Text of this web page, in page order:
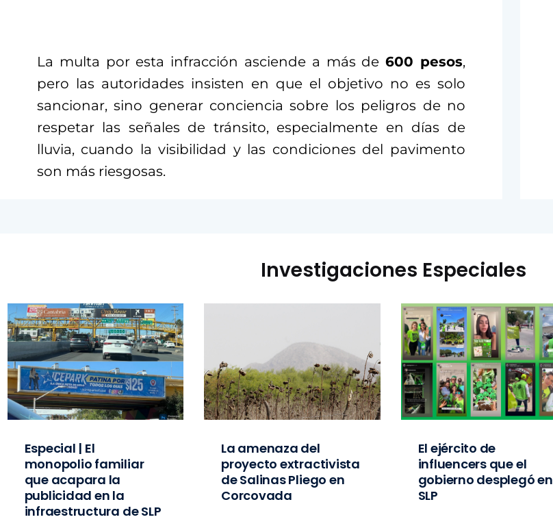
La multa por esta infracción asciende a más de600 pesos,
pero las autoridades insisten en que el objetivo no es solo
sancionar, sino generar conciencia sobre los peligros de no
respetar las señales de tránsito, especialmente en días de
lluvia, cuando la visibilidad y las condiciones del pavimento
son más riesgosas.
Investigaciones Especiales
Especial | El
monopolio familiar
que acapara la
publicidad en la
infraestructura de SLP
La amenaza del
proyecto extractivista
de Salinas Pliego en
Corcovada
El ejército de
influencers que el
gobierno desplegó en
SLP